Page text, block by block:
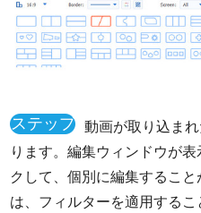
ステップ
3
動画が取り込ま
ります。編集ウィンドウが
クして、個別に編集するこ
は、フィルターを適用する